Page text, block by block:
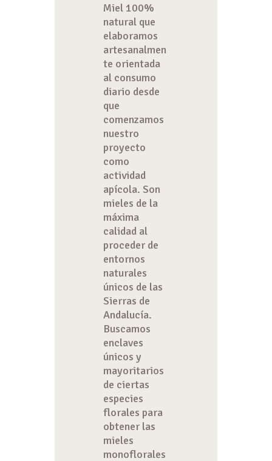
Miel 100%
natural que
elaboramos
artesanalmen
te orientada
al consumo
diario desde
que
comenzamos
nuestro
proyecto
como
actividad
apícola. Son
mieles de la
máxima
calidad al
proceder de
entornos
naturales
únicos de las
Sierras de
Andalucía.
Buscamos
enclaves
únicos y
mayoritarios
de ciertas
especies
florales para
obtener las
mieles
monoflorales